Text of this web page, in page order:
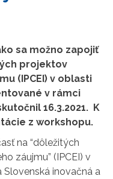
sa možno zapojiť
projektov
(IPCEI) v oblasti
v rámci
16.3.2021. K
z workshopu.
na “dôležitých
záujmu” (IPCEI) v
inovačná a